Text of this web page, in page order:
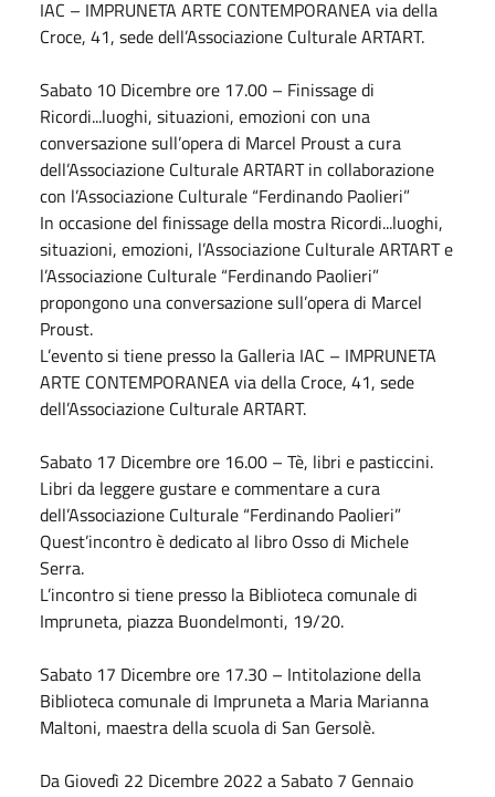
IAC – IMPRUNETA ARTE CONTEMPORANEA via della
Croce, 41, sede dell’Associazione Culturale ARTART.
Sabato 10 Dicembreore 17.00 – Finissage di
Ricordi...luoghi, situazioni, emozioni con una
conversazione sull’opera di Marcel Proust a cura
dell’Associazione Culturale ARTART in collaborazione
con l’Associazione Culturale “Ferdinando Paolieri”
In occasione del finissage della mostra Ricordi...luoghi,
situazioni, emozioni, l’Associazione Culturale ARTART e
l’Associazione Culturale “Ferdinando Paolieri”
propongono una conversazione sull’opera di Marcel
Proust.
L’evento si tiene presso la Galleria IAC – IMPRUNETA
ARTE CONTEMPORANEA via della Croce, 41, sede
dell’Associazione Culturale ARTART.
Sabato 17 Dicembreore 16.00 – Tè, libri e pasticcini.
Libri da leggere gustare e commentare a cura
dell’Associazione Culturale “Ferdinando Paolieri”
Quest’incontro è dedicato al libro Osso di Michele
Serra.
L’incontro si tiene presso la Biblioteca comunale di
Impruneta, piazza Buondelmonti, 19/20.
Sabato 17 Dicembreore 17.30 – Intitolazione della
Biblioteca comunale di Impruneta a Maria Marianna
Maltoni, maestra della scuola di San Gersolè.
Da Giovedì 22 Dicembre 2022 aSabato 7 Gennaio